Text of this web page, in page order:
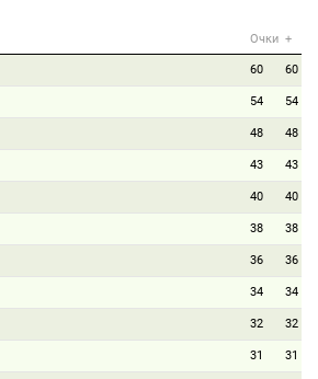
Очки +
60 60
54 54
48 48
43 43
40 40
38 38
36 36
34 34
32 32
31 31